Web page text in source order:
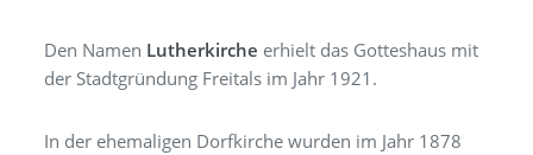
Den Namen Lutherkirche erhielt das Gotteshaus mit
der Stadtgründung Freitals im Jahr 1921.
In der ehemaligen Dorfkirche wurden im Jahr 1878